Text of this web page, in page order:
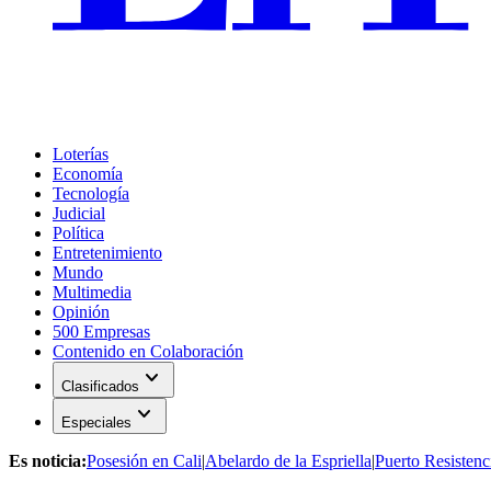
Loterías
Economía
Tecnología
Judicial
Política
Entretenimiento
Mundo
Multimedia
Opinión
500 Empresas
Contenido en Colaboración
Clasificados expand_more
Especiales expand_more
Es noticia:Posesión en Cali|Abelardo de la Espriella|Puerto